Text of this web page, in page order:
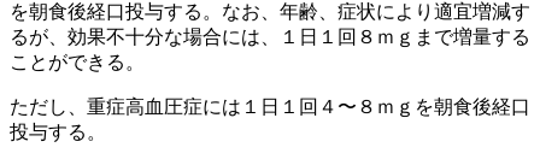
を朝食後経口投与する。なお、年齢、症状により適宜増減す
るが、効果不十分な場合には、１日１回８ｍｇまで増量する
ことができる。
ただし、重症高血圧症には１日１回４〜８ｍｇを朝食後経口
投与する。